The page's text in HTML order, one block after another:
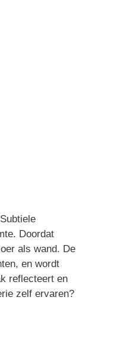
Doordat
als wand. De
en wordt
reflecteert en
zelf ervaren?